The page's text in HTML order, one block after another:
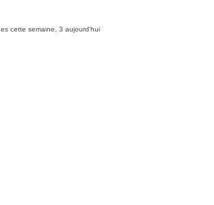
cette semaine, 3 aujourd'hui